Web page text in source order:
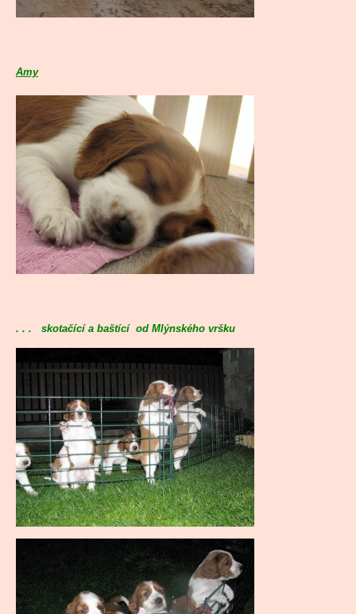
Amy
. . . skotačící a baštící od Mlýnského vršku